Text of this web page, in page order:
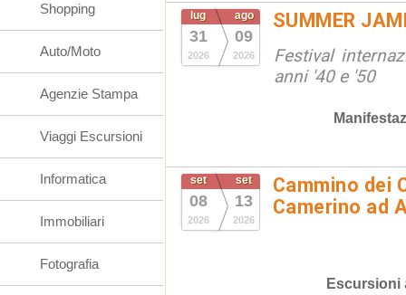
lug
31
2026
ago
09
2026
SUMMER
Festival
anni '40 e '50
set
08
2026
set
13
2026
Cammino dei
Camerino ad
Escursioni
Shopping
Auto/Moto
Agenzie Stampa
Viaggi Escursioni
Informatica
Immobiliari
Fotografia